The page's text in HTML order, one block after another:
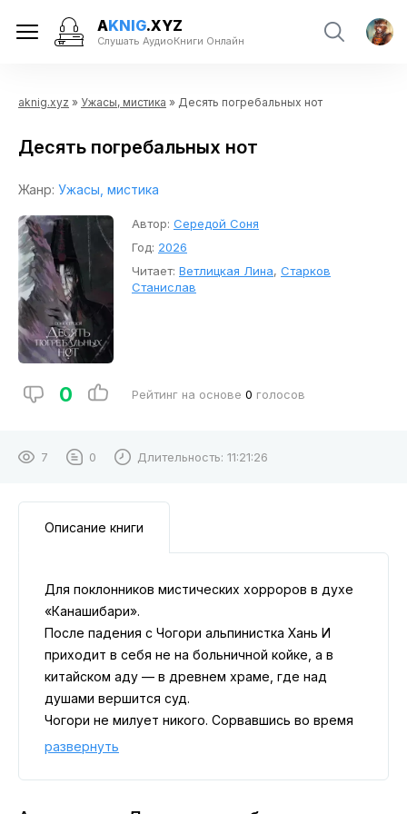
AKNIG.XYZ
Слушать АудиоКниги Онлайн
aknig.xyz » Ужасы, мистика » Десять погребальных нот
Десять погребальных нот
Жанр: Ужасы, мистика
Автор: Середой Соня
Год: 2026
Читает: Ветлицкая Лина, Старков
Станислав
0 Рейтинг на основе 0 голосов
7 0 Длительность: 11:21:26
Описание книги
Для поклонников мистических хорроров в духе
«Канашибари».
После падения с Чогори альпинистка Хань И
приходит в себя не на больничной койке, а в
китайском аду — в древнем храме, где над
душами вершится суд.
Чогори не милует никого. Сорвавшись во время
спуска в разгар снежной бури, Хань И и её
под его руинами их ждёт не спасение, а проход
в преисподнюю, где души вынуждены отвечать
развернуть